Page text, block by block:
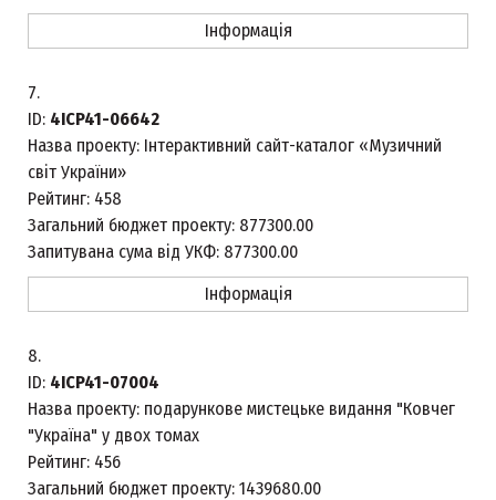
Інформація
7.
ID: 4ICP41-06642
Назва проекту: Інтерактивний сайт-каталог «Музичний
світ України»
Рейтинг: 458
Загальний бюджет проекту: 877300.00
Запитувана сума від УКФ: 877300.00
Інформація
8.
ID: 4ICP41-07004
Назва проекту: подарункове мистецьке видання "Ковчег
"Україна" у двох томах
Рейтинг: 456
Загальний бюджет проекту: 1439680.00